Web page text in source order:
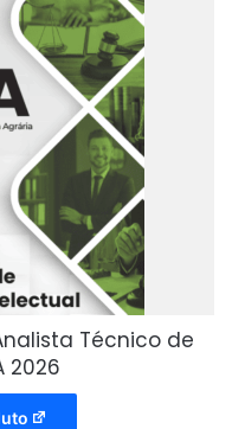
Técnico de
2026